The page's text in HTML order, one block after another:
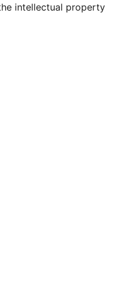
intellectual property